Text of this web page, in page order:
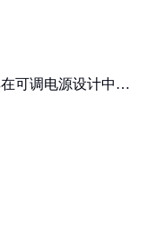
可调电源设计中的